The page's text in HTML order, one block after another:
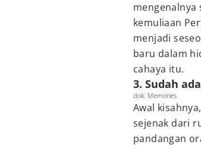
mengenalnya
kemuliaan
menjadi
baru dalam
cahaya itu.
3. Sudah
dok. Memories
Awal
sejenak dari
pandangan